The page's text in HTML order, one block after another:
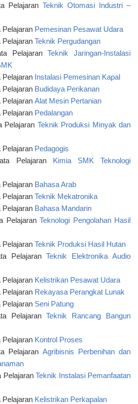
Pelajaran Teknik Otomasi Industri –
Pelajaran Pemesinan Pesawat Udara
Pelajaran Teknik Pergudangan
PelajaranTeknik Jaringan-Instalasi
Pelajaran Instalasi Pemesinan Kapal
Pelajaran Budidaya Perikanan
Pelajaran Alat Mesin Pertanian
Pelajaran Pedalangan
Pelajaran Teknik Produksi Minyak dan
Pelajaran Pedagogis
Pelajaran Kimia SMK Teknologi
Pelajaran Bahasa Arab
Pelajaran Teknik Mekatronika
Pelajaran Bahasa Mandarin
Pelajaran Teknologi Pengolahan Hasil
Pelajaran Teknik Produksi Hasil Hutan
PelajaranTeknik Elektronika Audio
Pelajaran Kelistrikan Pesawat Udara
Pelajaran Rekayasa Perangkat Lunak
Pelajaran Seni Patung
PelajaranTeknik Rancang Bangun
Pelajaran Kontrol Proses
Pelajaran Agribisnis Perbenihan dan
Pelajaran Teknik Instalasi Pemanfaatan
Pelajaran Kelistrikan Perkapalan